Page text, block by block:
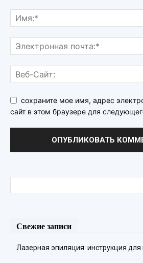
сохраните мое имя, адрес
сайт в этом браузере для
Свежие записи
Лазерная эпиляция: инструкция для